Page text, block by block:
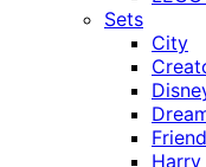
Sets
City